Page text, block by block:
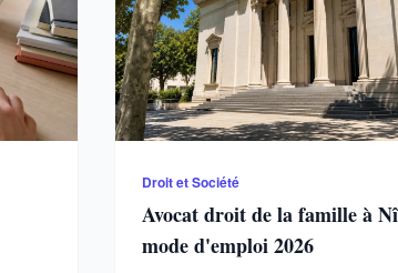
Droit et Société
Avocat droit de la famille à
mode d'emploi 2026